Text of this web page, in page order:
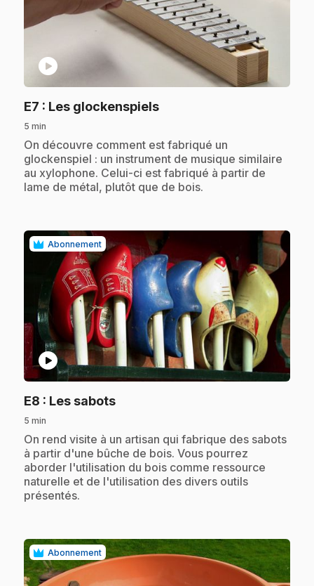
play_circle
E7 : Les glockenspiels.
5 min
.On découvre comment est fabriqué un
glockenspiel : un instrument de musique similaire
au xylophone. Celui-ci est fabriqué à partir de
lame de métal, plutôt que de bois.
Abonnement
play_circle
E8 : Les sabots.
5 min
.On rend visite à un artisan qui fabrique des sabots
à partir d'une bûche de bois. Vous pourrez
aborder l'utilisation du bois comme ressource
naturelle et de l'utilisation des divers outils
présentés.
Abonnement